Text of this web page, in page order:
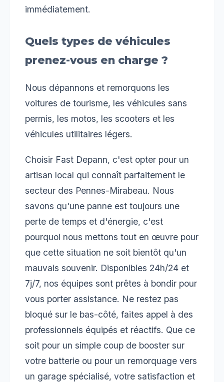
immédiatement.
Quels types de véhicules
prenez-vous en charge ?
Nous dépannons et remorquons les
voitures de tourisme, les véhicules sans
permis, les motos, les scooters et les
véhicules utilitaires légers.
Choisir Fast Depann, c'est opter pour un
artisan local qui connaît parfaitement le
secteur des Pennes-Mirabeau. Nous
savons qu'une panne est toujours une
perte de temps et d'énergie, c'est
pourquoi nous mettons tout en œuvre pour
que cette situation ne soit bientôt qu'un
mauvais souvenir. Disponibles 24h/24 et
7j/7, nos équipes sont prêtes à bondir pour
vous porter assistance. Ne restez pas
bloqué sur le bas-côté, faites appel à des
professionnels équipés et réactifs. Que ce
soit pour un simple coup de booster sur
votre batterie ou pour un remorquage vers
un garage spécialisé, votre satisfaction et